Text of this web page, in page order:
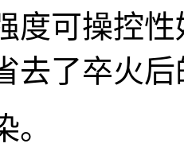
度可操控
去了卒火